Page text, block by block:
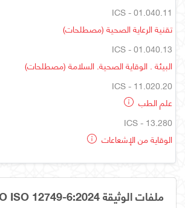
ICS - 01.040.11
تقنية الرعاية الصحية (مصطلحات)
ICS - 01.040.13
البيئة . الوقاية الصحية. السلامة (مصطلحات)
ICS - 11.020.20
علم الطب
ICS - 13.280
الوقاية من الإشعاعات
ملفات الوثيقة OS GSO ISO 12749-6:2024